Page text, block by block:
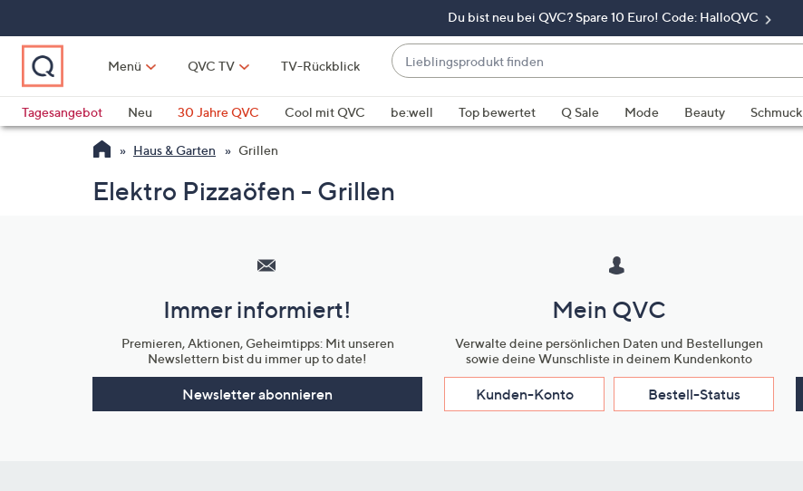
springen
Du bist neu bei QVC? Spare 10 Euro! Code: HalloQVC
Menü QVC TV TV-Rückblick
Lieblingsprodukt
finden
Vorschläge
verfügbar
Sie
unten
Sie
Tagesangebot
Neu 30 Jahre QVC Cool mit QVC be:well Top bewertet Q Sale Mode Beauty Schmuck
QLINARISCH
Haus & Garten Grillen
Elektro Pizzaöfen - Grillen
Unternehmensinformationen
Immer informiert!
Premieren, Aktionen, Geheimtipps: Mit unseren
Newslettern bist du immer up to date!
Newsletter abonnieren
Mein QVC
Verwalte deine persönlichen Daten und Bestellungen
sowie deine Wunschliste in deinem Kundenkonto
Kunden-Konto Bestell-Status